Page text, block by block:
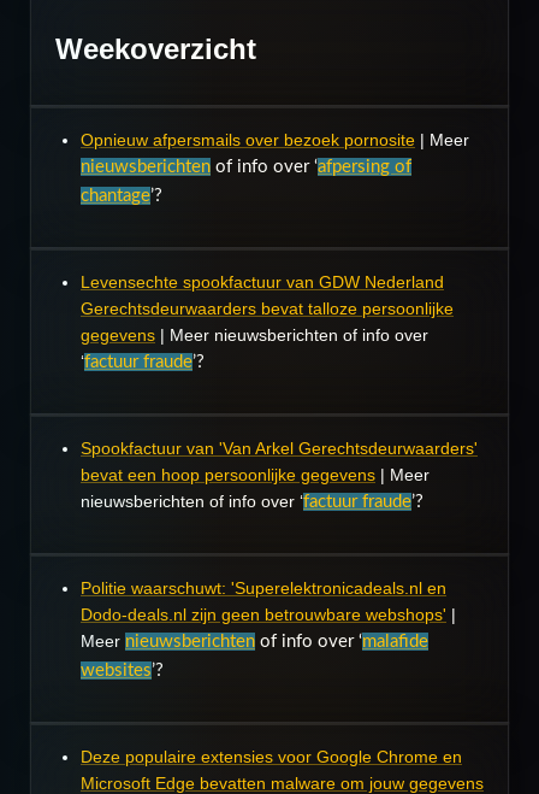
Weekoverzicht
Opnieuw afpersmails over bezoek pornosite | Meer
nieuwsberichten of info over ‘afpersing of
chantage’?
Levensechte spookfactuur van GDW Nederland
Gerechtsdeurwaarders bevat talloze persoonlijke
gegevens | Meer nieuwsberichten of info over
‘factuur fraude’?
Spookfactuur van 'Van Arkel Gerechtsdeurwaarders'
bevat een hoop persoonlijke gegevens | Meer
nieuwsberichten of info over ‘factuur fraude’?
Politie waarschuwt: 'Superelektronicadeals.nl en
Dodo-deals.nl zijn geen betrouwbare webshops' |
Meer nieuwsberichten of info over ‘malafide
websites’?
Deze populaire extensies voor Google Chrome en
Microsoft Edge bevatten malware om jouw gegevens